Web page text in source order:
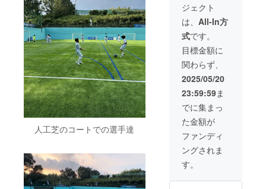
人工芝のコートでの選手達
ジェクト
は、 All-In方
式です。
目標金額に
関わらず、
2025/05/20
23:59:59ま
でに集まっ
た金額が
ファンディ
ングされま
す。